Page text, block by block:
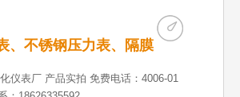
、不锈钢压力表、隔膜
实拍介绍
仪表厂 产品实拍 免费电话：4006-01